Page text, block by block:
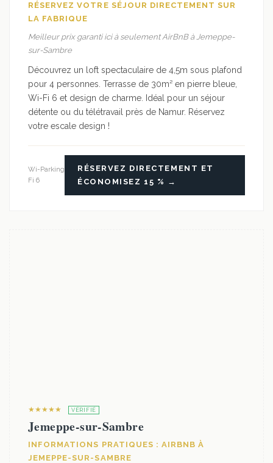
RÉSERVEZ VOTRE SÉJOUR DIRECTEMENT SUR
LA FABRIQUE
Meilleur prix garanti ici à seulement AirBnB à Jemeppe-
sur-Sambre
Découvrez un loft spectaculaire de 4,5m sous plafond
pour 4 personnes. Terrasse de 30m² en pierre bleue,
Wi-Fi 6 et design de charme. Idéal pour un séjour
détente ou du télétravail près de Namur. Réservez
votre escale design !
Wi-
Fi 6
Parking
RÉSERVEZ DIRECTEMENT ET
ÉCONOMISEZ 15 % →
★★★★★ VÉRIFIÉ
Jemeppe-sur-Sambre
INFORMATIONS PRATIQUES : AIRBNB À
JEMEPPE-SUR-SAMBRE